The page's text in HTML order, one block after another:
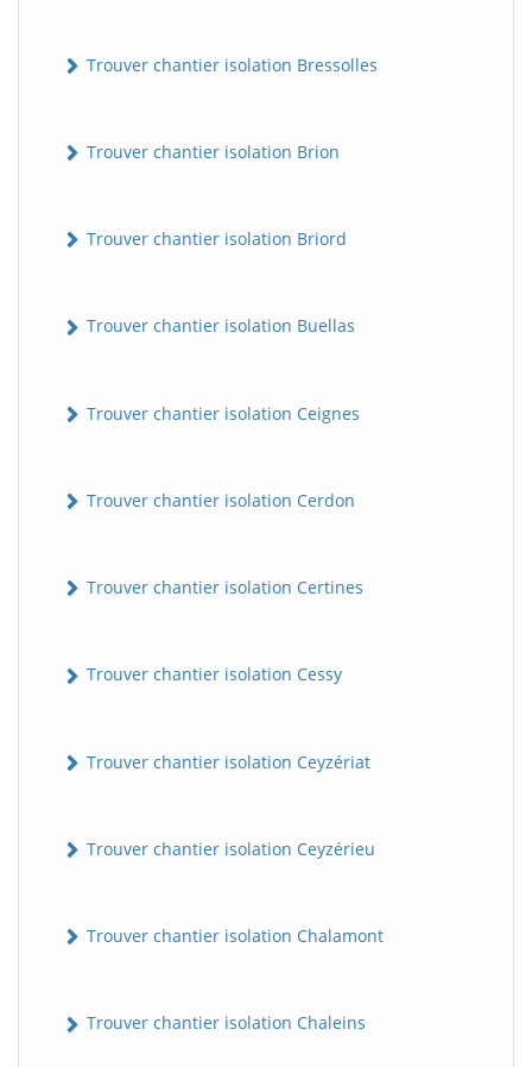
Trouver chantier isolation Bressolles
Trouver chantier isolation Brion
Trouver chantier isolation Briord
Trouver chantier isolation Buellas
Trouver chantier isolation Ceignes
Trouver chantier isolation Cerdon
Trouver chantier isolation Certines
Trouver chantier isolation Cessy
Trouver chantier isolation Ceyzériat
Trouver chantier isolation Ceyzérieu
Trouver chantier isolation Chalamont
Trouver chantier isolation Chaleins